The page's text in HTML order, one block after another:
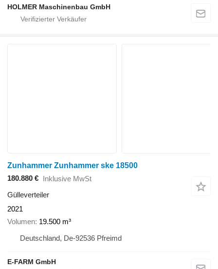
HOLMER Maschinenbau GmbH
Zunhammer Zunhammer ske 18500
180.880 € Inklusive MwSt
Gülleverteiler
2021
Volumen 19.500 m³
Deutschland, De-92536 Pfreimd
E-FARM GmbH